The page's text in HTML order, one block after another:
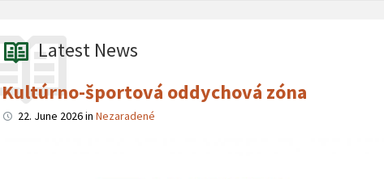
Latest News
Kultúrno-športová oddychová zóna
22. June 2026inNezaradené